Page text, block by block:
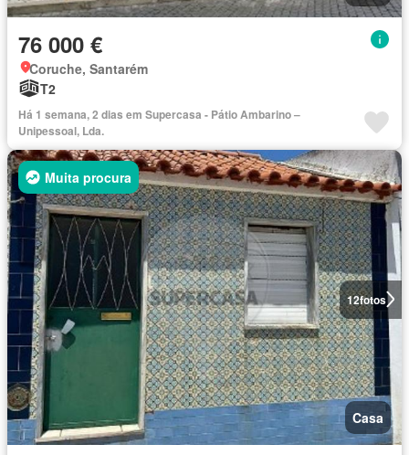
76 000 €
Coruche, Santarém
T2
Há 1 semana, 2 dias em Supercasa - Pátio Ambarino –
Unipessoal, Lda.
12fotos
Muita procura
Casa